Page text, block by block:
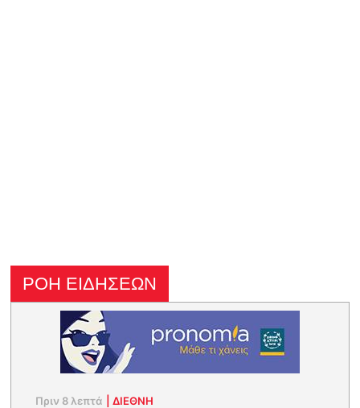
ΡΟΗ ΕΙΔΗΣΕΩΝ
Πριν 8 λεπτά |ΔΙΕΘΝΗ